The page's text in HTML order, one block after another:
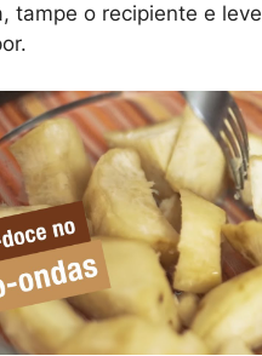
tampe o recipiente e